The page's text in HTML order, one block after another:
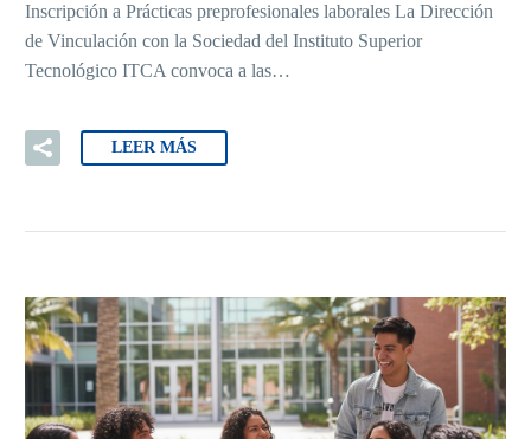
Inscripción a Prácticas preprofesionales laborales La Dirección
de Vinculación con la Sociedad del Instituto Superior
Tecnológico ITCA convoca a las…
LEER MÁS